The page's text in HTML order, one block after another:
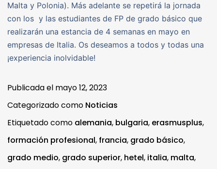
Malta y Polonia). Más adelante se repetirá la jornada
con los y las estudiantes de FP de grado básico que
realizarán una estancia de 4 semanas en mayo en
empresas de Italia. Os deseamos a todos y todas una
¡experiencia inolvidable!
Publicada el mayo 12, 2023
Categorizado como Noticias
Etiquetado como alemania, bulgaria, erasmusplus,
formación profesional, francia, grado básico,
grado medio, grado superior, hetel, italia, malta,